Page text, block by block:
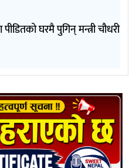
घरमै पुगिन् मन्त्री चौधरी